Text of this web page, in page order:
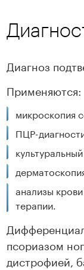
Диагноз
Применяются:
микроскопия
ПЦР-
анализы
терапии.
псориазом
дистрофией,